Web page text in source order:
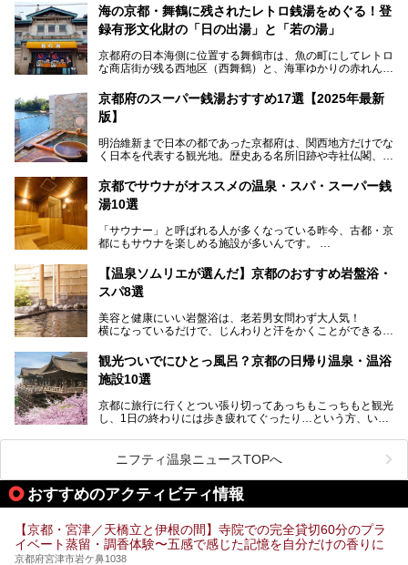
海の京都・舞鶴に残されたレトロ銭湯をめぐる！登
録有形文化財の「日の出湯」と「若の湯」
京都府の日本海側に位置する舞鶴市は、魚の町にしてレトロ
な商店街が残る西地区（西舞鶴）と、海軍ゆかりの赤れんが
ます。今回案内するのは西地区に今も残る2軒の銭湯「日の
出湯」と「若の湯」。いずれも国の登録有形文化財に指定さ
れた歴史ある建物でありながら、今も現役のお風呂屋さんで
漁師町や商店街で働く人々を支えてきたこの2軒の銭湯とと
ます。
───
この記事は京都府舞鶴市のPR記事です。
京都府のスーパー銭湯おすすめ17選【2025年最新
版】
明治維新まで日本の都であった京都府は、関西地方だけでな
く日本を代表する観光地。歴史ある名所旧跡や寺社仏閣、そ
今回は、そんな京都府で2025年現在おすすめのスーパー銭
湯を紹介します。
部でレジャー気分を満喫できる温泉施設まで、好みのスーパ
ー銭湯を探してみてくださいね。
京都でサウナがオススメの温泉・スパ・スーパー銭
湯10選
「サウナー」と呼ばれる人が多くなっている昨今、古都・京
都にもサウナを楽しめる施設が多いんです。
自分の好きなサウナを探すのもいいですが、さまざまなサウ
ナを体感してみたいですよね。
のある温浴施設を紹介します。
ウナを楽しみましょう！
【温泉ソムリエが選んだ】京都のおすすめ岩盤浴・
スパ8選
美容と健康にいい岩盤浴は、老若男女問わず大人気！
横になっているだけで、じんわりと汗をかくことができるの
地元の方はもちろん、旅先としても人気の京都。
観光のついでに岩盤浴のある温泉に浸かってリフレッシュす
今回は京都にある岩盤浴のある施設をピックアップしてご紹
観光ついでにひとっ風呂？京都の日帰り温泉・温浴
施設10選
京都に旅行に行くとつい張り切ってあっちもこっちもと観光
し、1日の終わりには歩き疲れてぐったり…という方、いま
そんな疲れた身体には温泉です！京都には、市内にも郊外に
も素晴らしい温泉がたくさんあります。そこで、日帰り利用
できるおすすめの温泉・温浴施設をまとめてみました。
ニフティ温泉ニュースTOPへ
おすすめのアクティビティ情報
【京都・宮津／天橋立と伊根の間】寺院での完全貸切60分のプラ
イベート蒸留・調香体験〜五感で感じた記憶を自分だけの香りに
京都府宮津市岩ケ鼻1038